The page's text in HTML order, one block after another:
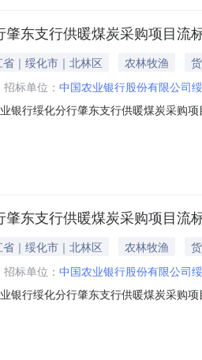
东支行供暖煤炭采购项目流
｜绥化市｜北林区 农林牧渔
招标单位： 中国农业银行股份有限公司
银行绥化分行肇东支行供暖煤炭采购
介：本次公告在中国采购与招标网、
东支行供暖煤炭采购项目流
｜绥化市｜北林区 农林牧渔
招标单位： 中国农业银行股份有限公司
银行绥化分行肇东支行供暖煤炭采购
中国招标投标公共服务平台及中国金
人：